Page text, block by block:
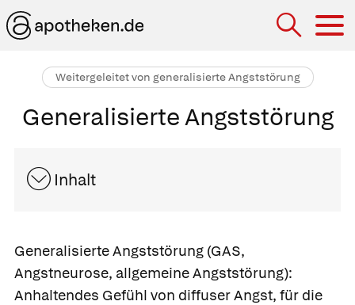
Weitergeleitet von generalisierte Angststörung
Generalisierte Angststörung
Inhalt
Generalisierte Angststörung (GAS,
Angstneurose, allgemeine Angststörung):
Anhaltendes Gefühl von diffuser Angst, für die